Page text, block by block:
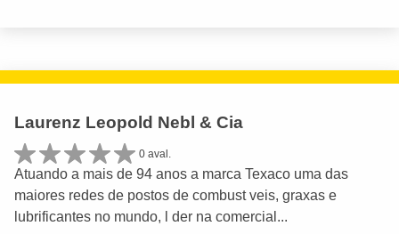
Laurenz Leopold Nebl & Cia
0 aval.
Atuando a mais de 94 anos a marca Texaco uma das
maiores redes de postos de combust veis, graxas e
lubrificantes no mundo, l der na comercial...